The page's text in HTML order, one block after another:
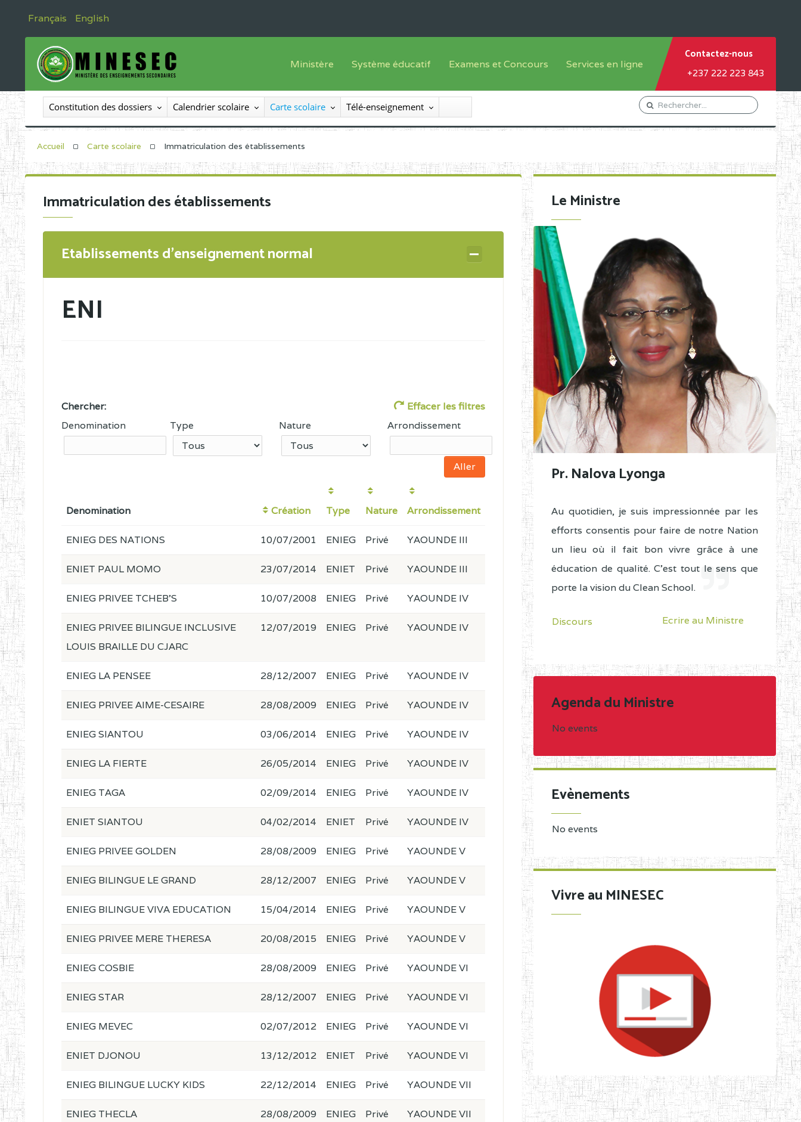
Français English
Ministère
Le Ministre
Le SEESEN
Inspection Générale des Enseignements
Organigramme
Système éducatif
Offre de formation
Sous système francophone
Progammes d'études
Examens et Concours
Inscriptions
Liste des candidats
Diplômes disponibles
Services en ligne
Orientation Conseil
Gestion du Personnel
Demande de subvention
Contactez-nous
+237 222 223 843
Constitution des dossiers Calendrier scolaire Carte scolaire Télé-enseignement
Accueil Carte scolaire Immatriculation des établissements
Immatriculation des établissements
Etablissements d'enseignement normal
ENI
Chercher:
Effacer les filtres
Denomination
Type Nature Arrondissement
Denomination Création Type Nature Arrondissement
ENIEG DES NATIONS 10/07/2001 ENIEG Privé YAOUNDE III
ENIET PAUL MOMO 23/07/2014 ENIET Privé YAOUNDE III
ENIEG PRIVEE TCHEB'S 10/07/2008 ENIEG Privé YAOUNDE IV
ENIEG PRIVEE BILINGUE INCLUSIVE
LOUIS BRAILLE DU CJARC
12/07/2019 ENIEG Privé YAOUNDE IV
ENIEG LA PENSEE 28/12/2007 ENIEG Privé YAOUNDE IV
ENIEG PRIVEE AIME-CESAIRE 28/08/2009 ENIEG Privé YAOUNDE IV
ENIEG SIANTOU 03/06/2014 ENIEG Privé YAOUNDE IV
ENIEG LA FIERTE 26/05/2014 ENIEG Privé YAOUNDE IV
ENIEG TAGA 02/09/2014 ENIEG Privé YAOUNDE IV
ENIET SIANTOU 04/02/2014 ENIET Privé YAOUNDE IV
ENIEG PRIVEE GOLDEN 28/08/2009 ENIEG Privé YAOUNDE V
ENIEG BILINGUE LE GRAND 28/12/2007 ENIEG Privé YAOUNDE V
ENIEG BILINGUE VIVA EDUCATION 15/04/2014 ENIEG Privé YAOUNDE V
ENIEG PRIVEE MERE THERESA 20/08/2015 ENIEG Privé YAOUNDE V
ENIEG COSBIE 28/08/2009 ENIEG Privé YAOUNDE VI
ENIEG STAR 28/12/2007 ENIEG Privé YAOUNDE VI
ENIEG MEVEC 02/07/2012 ENIEG Privé YAOUNDE VI
ENIET DJONOU 13/12/2012 ENIET Privé YAOUNDE VI
ENIEG BILINGUE LUCKY KIDS 22/12/2014 ENIEG Privé YAOUNDE VII
ENIEG THECLA 28/08/2009 ENIEG Privé YAOUNDE VII
Le Ministre
Pr. Nalova Lyonga
Au quotidien, je suis impressionnée par les
efforts consentis pour faire de notre Nation
un lieu où il fait bon vivre grâce à une
éducation de qualité. C'est tout le sens que
porte la vision du Clean School.
Discours Ecrire au Ministre
Agenda du Ministre
No events
Evènements
No events
Vivre au MINESEC